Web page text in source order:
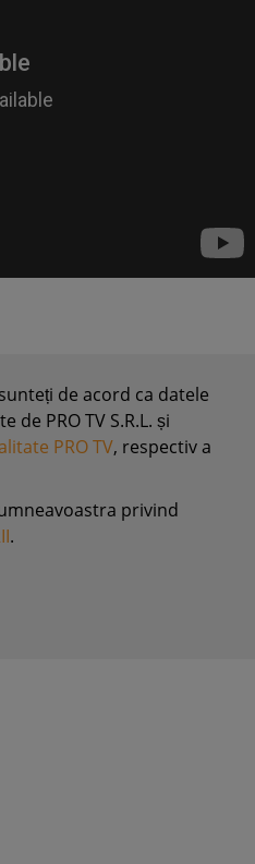
de acord ca datele
PRO TV S.R.L. și
PRO TV, respectiv a
privind
.